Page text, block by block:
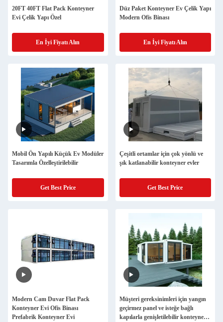
20FT 40FT Flat Pack Konteyner
Evi Çelik Yapı Özel
En İyi Fiyatı Alın
Düz Paket Konteyner Ev Çelik Yapı
Modern Ofis Binası
En İyi Fiyatı Alın
Mobil Ön Yapılı Küçük Ev Modüler
Tasarımla Özelleştirilebilir
Get Best Price
Çeşitli ortamlar için çok yönlü ve
şık katlanabilir konteyner evler
Get Best Price
Modern Cam Duvar Flat Pack
Konteyner Evi Ofis Binası
Prefabrik Konteyner Evi
Müşteri gereksinimleri için yangın
geçirmez panel ve isteğe bağlı
kapılarla genişletilebilir konteyner